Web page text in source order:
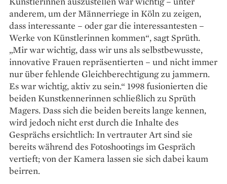
anderem, um der Männerriege in Köln zu zeigen,
dass interessante – oder gar die interessantesten –
Werke von Künstlerinnen kommen“, sagt Sprüth.
„Mir war wichtig, dass wir uns als selbstbewusste,
innovative Frauen repräsentierten – und nicht immer
nur über fehlende Gleichberechtigung zu jammern.
Es war wichtig, aktiv zu sein.“ 1998 fusionierten die
beiden Kunst­kennerinnen schließlich zu Sprüth
Magers. Dass sich die beiden bereits lange kennen,
wird jedoch nicht erst durch die Inhalte des
Gesprächs ersichtlich: In vertrauter Art sind sie
bereits während des Fotoshootings im Gespräch
vertieft; von der Kamera lassen sie sich dabei kaum
beirren.